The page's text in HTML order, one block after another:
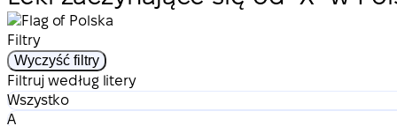
Filtry
Wyczyść filtry
Filtruj według litery
Wszystko
A